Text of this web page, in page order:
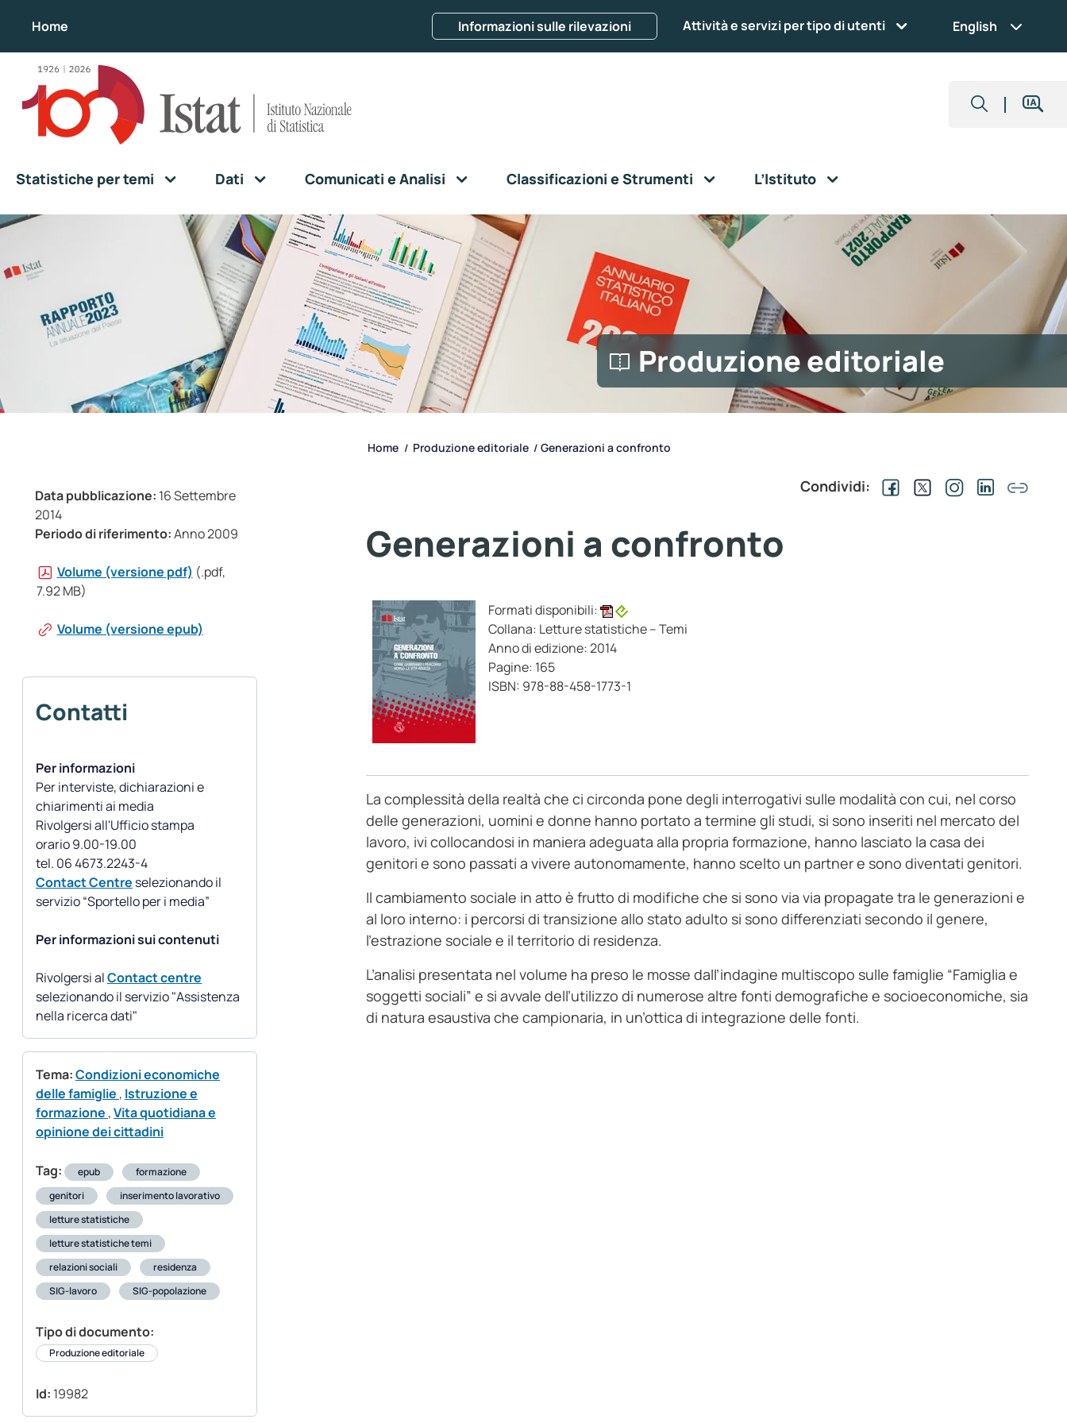
Home Informazioni sulle rilevazioni Attività e servizi per tipo di utenti English
Statistiche per temi Dati Comunicati e Analisi Classificazioni e Strumenti L’Istituto
Produzione editoriale
Data pubblicazione: 16 Settembre
2014
Periodo di riferimento:Anno 2009
Volume (versione pdf) (.pdf,
7.92 MB)
Volume (versione epub)
Contatti
Per informazioni
Per interviste, dichiarazioni e
chiarimenti ai media
Rivolgersi all'Ufficio stampa
orario 9.00-19.00
Contact Centre selezionando il
servizio “Sportello per i media”
Per informazioni sui contenuti
Rivolgersi alContact centre
selezionando il servizio "Assistenza
nella ricerca dati"
Tema:Condizioni economiche
delle famiglie , Istruzione e
formazione ,Vita quotidiana e
opinione dei cittadini
Tag: epub
formazione
genitori
inserimento lavorativo
letture statistiche
letture statistiche temi
relazioni sociali
residenza
SIG-lavoro
SIG-popolazione
Tipo di documento:
Produzione editoriale
Id: 19982
Home / Produzione editoriale / Generazioni a confronto
Condividi:
Generazioni a confronto
Formati disponibili:
Collana: Letture statistiche – Temi
Anno di edizione: 2014
Pagine: 165
ISBN: 978-88-458-1773-1
La complessità della realtà che ci circonda pone degli interrogativi sulle modalità con cui, nel corso
delle generazioni, uomini e donne hanno portato a termine gli studi, si sono inseriti nel mercato del
lavoro, ivi collocandosi in maniera adeguata alla propria formazione, hanno lasciato la casa dei
genitori e sono passati a vivere autonomamente, hanno scelto un partner e sono diventati genitori.
Il cambiamento sociale in atto è frutto di modifiche che si sono via via propagate tra le generazioni e
al loro interno: i percorsi di transizione allo stato adulto si sono differenziati secondo il genere,
l’estrazione sociale e il territorio di residenza.
L’analisi presentata nel volume ha preso le mosse dall’indagine multiscopo sulle famiglie “Famiglia e
soggetti sociali” e si avvale dell’utilizzo di numerose altre fonti demografiche e socioeconomiche, sia
di natura esaustiva che campionaria, in un’ottica di integrazione delle fonti.